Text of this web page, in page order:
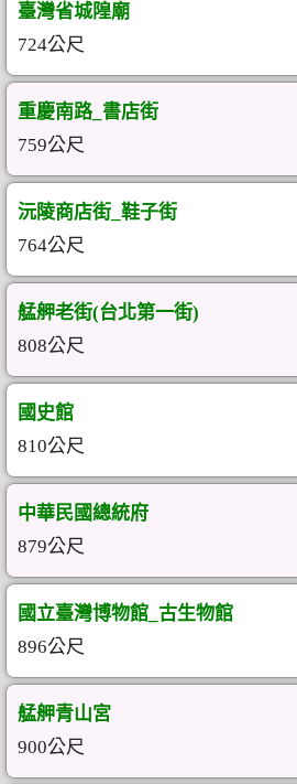
臺灣省城隍廟
724公尺
重慶南路_書店街
759公尺
沅陵商店街_鞋子街
764公尺
艋舺老街(台北第一街)
808公尺
國史館
810公尺
中華民國總統府
879公尺
國立臺灣博物館_古生物館
896公尺
艋舺青山宮
900公尺